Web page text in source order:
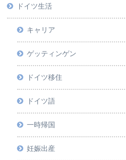
ドイツ生活
キャリア
ゲッティンゲン
ドイツ移住
ドイツ語
一時帰国
妊娠出産